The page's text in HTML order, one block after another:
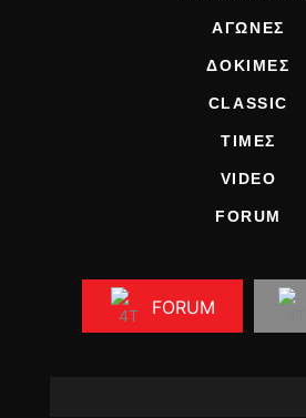
ΑΓΩΝΕΣ
ΔΟΚΙΜΕΣ
CLASSIC
ΤΙΜΕΣ
VIDEO
FORUM
FORUM